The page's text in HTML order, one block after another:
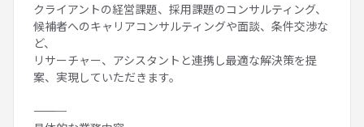
クライアントの経営課題、採用課題のコンサルティング、
候補者へのキャリアコンサルティングや面談、条件交渉な
ど、
リサーチャー、アシスタントと連携し最適な解決策を提
案、実現していただきます。
――――――――